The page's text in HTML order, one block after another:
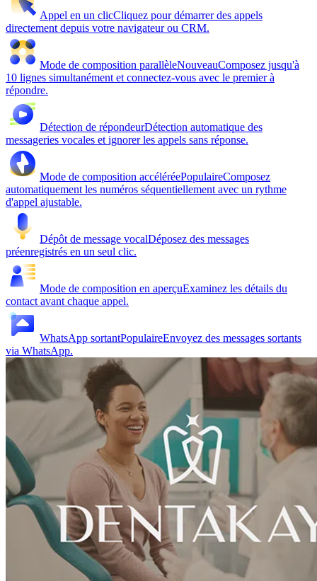
Appel en un clicCliquez pour démarrer des appels
directement depuis votre navigateur ou CRM.
Mode de composition parallèleNouveauComposez jusqu'à
10 lignes simultanément et connectez-vous avec le premier à
répondre.
Détection de répondeurDétection automatique des
messageries vocales et ignorer les appels sans réponse.
Mode de composition accéléréePopulaireComposez
automatiquement les numéros séquentiellement avec un rythme
d'appel ajustable.
Dépôt de message vocalDéposez des messages
préenregistrés en un seul clic.
Mode de composition en aperçuExaminez les détails du
contact avant chaque appel.
WhatsApp sortantPopulaireEnvoyez des messages sortants
via WhatsApp.